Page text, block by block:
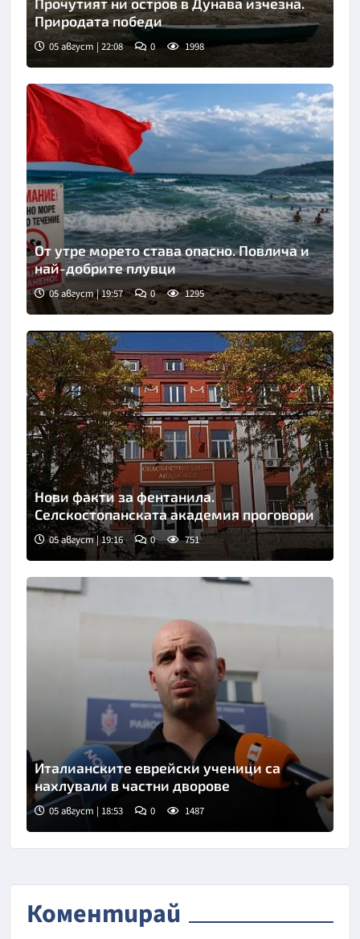
Природата победи
05 август | 22:08 0 1998
От утре морето става опасно. Повлича и
най-добрите плувци
05 август | 19:57 0 1295
Нови факти за фентанила.
Селскостопанската академия проговори
05 август | 19:16 0 751
Снимка: Пармаков/БТА
Италианските еврейски ученици са
нахлували в частни дворове
05 август | 18:53 0 1487
Коментирай